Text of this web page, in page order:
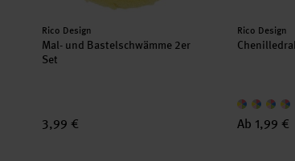
Hersteller:
Rico Design
Mal- und Bastelschwämme 2er
Set
3,99 €
Hersteller:
Rico Design
Ab 1,99 €